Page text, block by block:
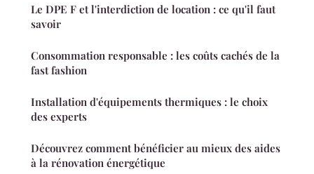
Le DPE F et l'interdiction de location : ce qu'il faut
savoir
Consommation responsable : les coûts cachés de la
fast fashion
Installation d'équipements thermiques : le choix
des experts
Découvrez comment bénéficier au mieux des aides
à la rénovation énergétique